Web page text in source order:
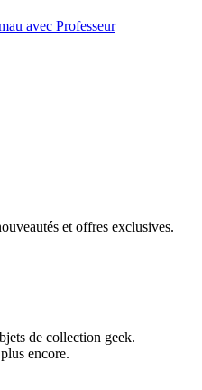
avec Professeur
et offres exclusives.
de collection geek.
encore.